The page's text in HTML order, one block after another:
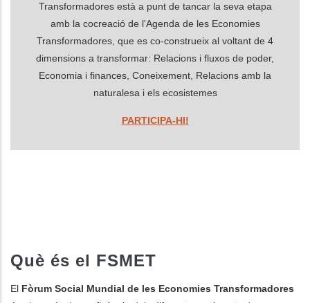
Transformadores està a punt de tancar la seva etapa
amb la cocreació de l'Agenda de les Economies
Transformadores, que es co-construeix al voltant de 4
dimensions a transformar: Relacions i fluxos de poder,
Economia i finances, Coneixement, Relacions amb la
naturalesa i els ecosistemes
PARTICIPA-HI!
Què és el FSMET
El Fòrum Social Mundial de les Economies Transformadores